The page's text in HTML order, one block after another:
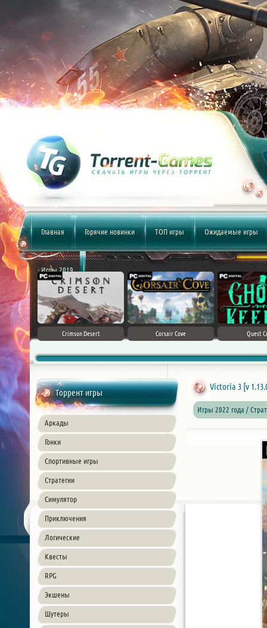
Главная Горячие новинки ТОП игры Ожидаемые игры
Игры 2019
5 Crimson Desert Corsair Cove Quest
Торрент игры
Аркады
Гонки
Спортивные игры
Стратегии
Симулятор
Приключения
Логические
Квесты
RPG
Экшены
Шутеры
Victoria 3 [v
Игры 2022 года /